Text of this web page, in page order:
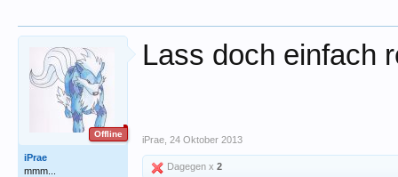
Offline
iPrae
mmm...
Lass doch einfach
iPrae 24 Oktober 2013
Dagegen x 2